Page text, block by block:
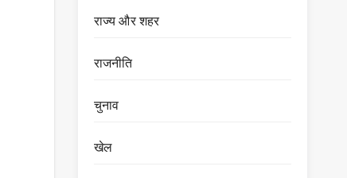
राज्य और शहर
राजनीति
चुनाव
खेल